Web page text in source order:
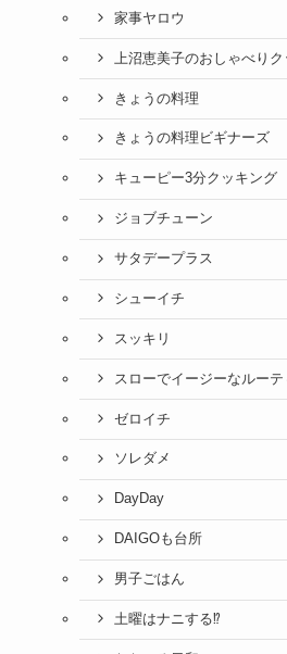
家事ヤロウ
上沼恵美子のおしゃべり
きょうの料理
きょうの料理ビギナーズ
キューピー3分クッキング
ジョブチューン
サタデープラス
シューイチ
スッキリ
スローでイージーなルー
ゼロイチ
ソレダメ
DayDay
DAIGOも台所
男子ごはん
土曜はナニする⁉